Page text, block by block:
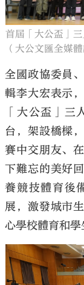
首屆「大公盃」
（大公文匯全媒
全國政協委員
輯李大宏表示
「大公盃」
台，架設橋樑
賽中交朋友、
下難忘的美好
養競技體育後
展，激發城市
心學校體育和學